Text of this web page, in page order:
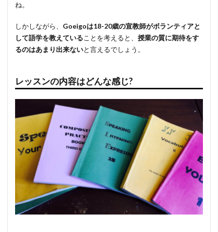
ね。
しかしながら、 Goeigoは18-20歳の宣教師がボランティアと
して語学を教えていることを考えると、 授業の質に期待をす
るのはあまり出来ないと言えるでしょう。
レッスンの内容はどんな感じ?